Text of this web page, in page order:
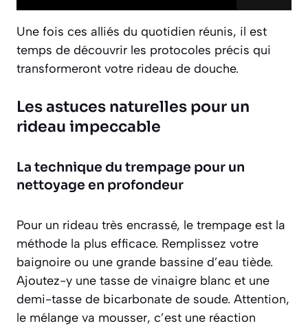
Une fois ces alliés du quotidien réunis, il est
temps de découvrir les protocoles précis qui
transformeront votre rideau de douche.
Les astuces naturelles pour un
rideau impeccable
La technique du trempage pour un
nettoyage en profondeur
Pour un rideau très encrassé, le trempage est la
méthode la plus efficace. Remplissez votre
baignoire ou une grande bassine d’eau tiède.
Ajoutez-y une tasse de vinaigre blanc et une
demi-tasse de bicarbonate de soude. Attention,
le mélange va mousser, c’est une réaction